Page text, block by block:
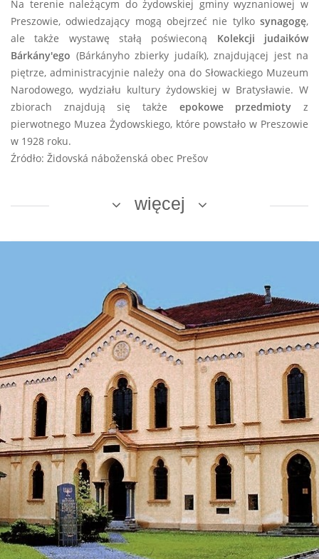
Na terenie należącym do żydowskiej gminy wyznaniowej w
Preszowie, odwiedzający mogą obejrzeć nie tylko synagogę,
ale także wystawę stałą poświeconą Kolekcji judaików
Bárkány'ego (Bárkányho zbierky judaík), znajdującej jest na
piętrze, administracyjnie należy ona do Słowackiego Muzeum
Narodowego, wydziału kultury żydowskiej w Bratysławie. W
zbiorach znajdują się także epokowe przedmioty z
pierwotnego Muzea Żydowskiego, które powstało w Preszowie
w 1928 roku.
Źródło: Židovská náboženská obec Prešov
więcej